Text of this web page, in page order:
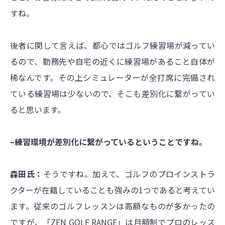
すね。
後者に関して言えば、都心ではゴルフ練習場が減ってい
るので、勤務先や自宅の近くに練習場があること自体が
稀なんです。その上シミュレーターが全打席に完備され
ている練習場は少ないので、そこも差別化に繋がってい
ると思います。
–練習環境が差別化に繋がっているということですね。
森田氏： そうですね。加えて、ゴルフのプロインストラ
クターが在籍していることも強みの1つであると考えてい
ます。従来のゴルフレッスンは高額なものが多かったの
ですが、「ZEN GOLF RANGE」は月額制でプロのレッス